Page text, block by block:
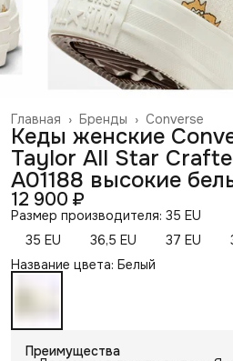
Converse
Бренды ›
Главная ›
Кеды женские
Taylor All Star
A01188 высокие
12 900 ₽
Размер производителя: 35 EU
35 EU
36,5 EU 37 EU
Название цвета: Белый
Преимущества